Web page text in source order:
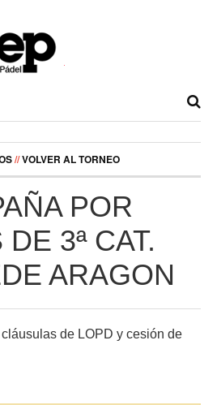
//VOLVER AL TORNEO
POR
3ª CAT.
ARAGON
de LOPD y cesión de